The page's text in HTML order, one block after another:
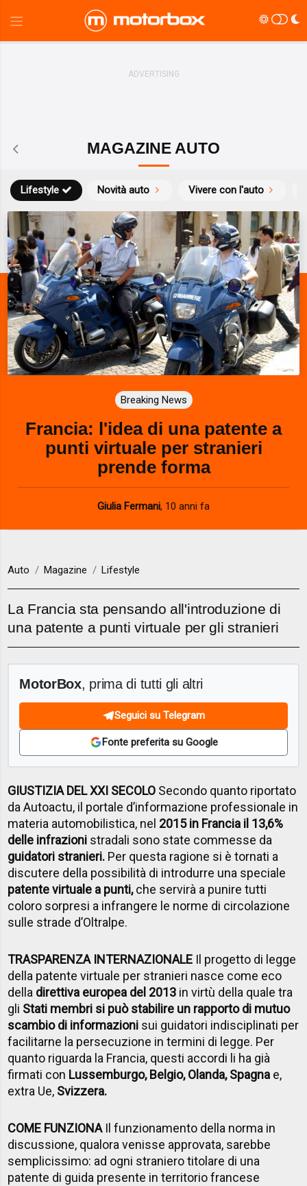
MAGAZINE AUTO
Novità auto Vivere con l'auto
Lifestyle
Breaking News
Francia: l'idea di una patente a
punti virtuale per stranieri
prende forma
Giulia Fermani, 10 anni fa
Auto Magazine Lifestyle
La Francia sta pensando all'introduzione di
una patente a punti virtuale per gli stranieri
MotorBox, prima di tutti gli altri
Seguici su Telegram
Fonte preferita su Google
GIUSTIZIA DEL XXI SECOLO Secondo quanto riportato
da Autoactu, il portale d’informazione professionale in
materia automobilistica, nel 2015 in Francia il 13,6%
delle infrazioni stradali sono state commesse da
guidatori stranieri. Per questa ragione si è tornati a
discutere della possibilità di introdurre una speciale
patente virtuale a punti,che servirà a punire tutti
coloro sorpresi a infrangere le norme di circolazione
sulle strade d’Oltralpe.
TRASPARENZA INTERNAZIONALE Il progetto di legge
della patente virtuale per stranieri nasce come eco
della direttiva europea del 2013 in virtù della quale tra
gli Stati membri si può stabilire un rapporto di mutuo
scambio di informazioni sui guidatori indisciplinati per
facilitarne la persecuzione in termini di legge. Per
quanto riguarda la Francia, questi accordi li ha già
firmati con Lussemburgo, Belgio, Olanda, Spagna e,
extra Ue, Svizzera.
COME FUNZIONAIl funzionamento della norma in
discussione, qualora venisse approvata, sarebbe
semplicissimo: ad ogni straniero titolare di una
patente di guida presente in territorio francese